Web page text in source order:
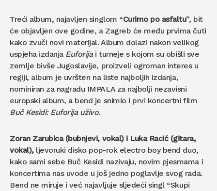
Treći album, najavljen singlom “Curimo po asfaltu”, bit
će objavljen ove godine, a Zagreb će među prvima čuti
kako zvuči novi materijal. Album dolazi nakon velikog
uspjeha izdanja Euforijai turneje s kojom su obišli sve
zemlje bivše Jugoslavije, proizveli ogroman interes u
regiji, album je uvršten na liste najboljih izdanja,
nominiran za nagradu IMPALA za najbolji nezavisni
europski album, a bend je snimio i prvi koncertni film
Buč Kesidi: Euforija uživo.
Zoran Zarubica (bubnjevi, vokal) i Luka Racić (gitara,
vokal),ljevoruki disko pop-rok electro boy bend duo,
kako sami sebe Buč Kesidi nazivaju, novim pjesmama i
koncertima nas uvode u još jedno poglavlje svog rada.
Bend ne miruje i već najavljuje sljedeći singl “Skupi